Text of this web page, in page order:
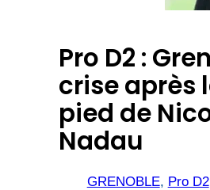
Pro D2 :
crise après
pied de
Nadau
GRENOBLE, Pro D2